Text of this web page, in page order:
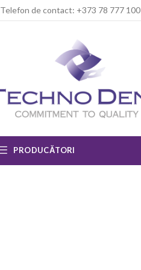
Telefon de contact: +373 78 777 100
PRODUCĂTORI